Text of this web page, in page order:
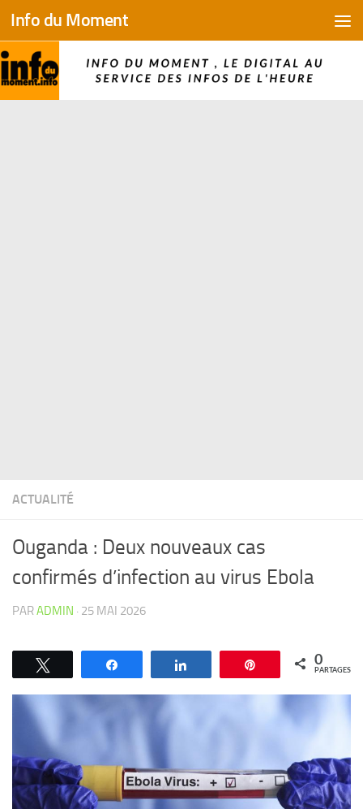
Skip to content
Info du Moment
ACTUALITÉ
Ouganda : Deux nouveaux cas
confirmés d’infection au virus Ebola
PARADMIN · 25 MAI 2026
Épingle 0
PARTAGES